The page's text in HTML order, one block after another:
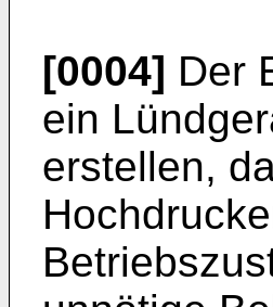
[0004] Der
ein
erstellen,